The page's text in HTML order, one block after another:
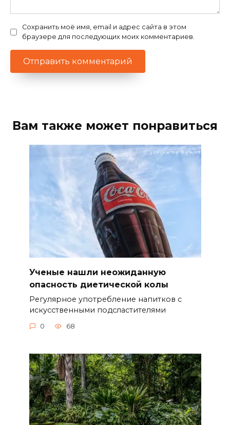
Сохранить моё имя, email и адрес сайта в этом
браузере для последующих моих комментариев.
Вам также может понравиться
Ученые нашли неожиданную
опасность диетической колы
Регулярное употребление напитков с
искусственными подсластителями
0 68